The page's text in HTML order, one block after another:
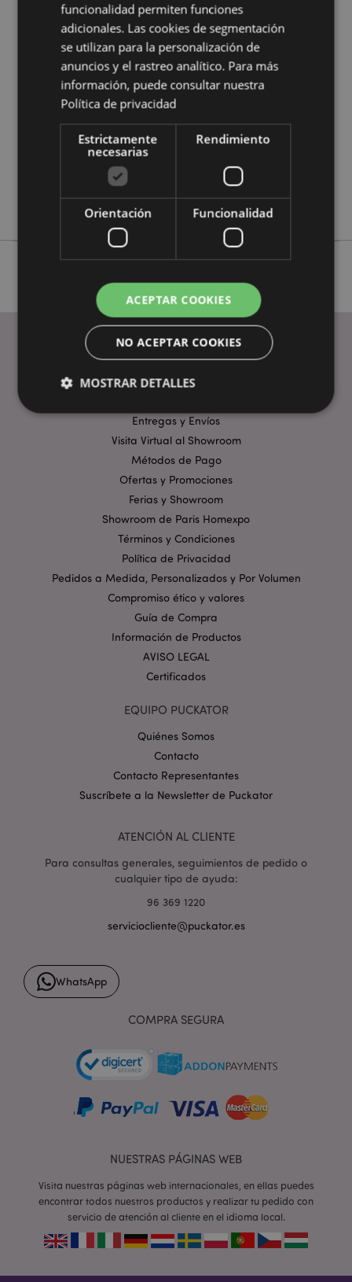
Características del Producto
Información
Altura 6cm Largura 5.5cm Profundidade
0.5cm Limas 4x0.5x0.1cm
5055071513367
480
No
ENLACES ÚTILES
Entregas y Envíos
Visita Virtual al Showroom
Métodos de Pago
Ofertas y Promociones
Ferias y Showroom
Showroom de Paris Homexpo
Términos y Condiciones
Política de Privacidad
Pedidos a Medida, Personalizados y Por Volumen
Compromiso ético y valores
Guía de Compra
Información de Productos
AVISO LEGAL
Certificados
EQUIPO PUCKATOR
Quiénes Somos
Contacto
Contacto Representantes
Suscríbete a la Newsletter de Puckator
ATENCIÓN AL CLIENTE
Para consultas generales, seguimientos de pedido o
cualquier tipo de ayuda:
96 369 1220
serviciocliente@puckator.es
WhatsApp
COMPRA SEGURA
NUESTRAS PÁGINAS WEB
Visita nuestras páginas web internacionales, en ellas puedes
encontrar todos nuestros productos y realizar tu pedido con
servicio de atención al cliente en el idioma local.
funcionalidad permiten funciones
adicionales. Las cookies de segmentación
se utilizan para la personalización de
anuncios y el rastreo analítico. Para más
información, puede consultar nuestra
Política de privacidad
Estrictamente
necesarias
Rendimiento
Orientación Funcionalidad
ACEPTAR COOKIES
NO ACEPTAR COOKIES
MOSTRAR DETALLES
Estrictamente necesarias
Rendimiento
Orientación
Funcionalidad
Las cookies estrictamente necesarias permiten la
funcionalidad básica del sitio web, como el inicio de
sesión del usuario y la gestión de la cuenta. El sitio
web no puede funcionar correctamente sin las
cookies estrictamente necesarias.
Nombre
Dominio
_GRECAPTCHA
mage-cache-storage
mage-cache-storage-section-
invalidation
Adobe Inc.
www.puckator.es
form_key
PHPSESSID
PHP.net
.www.puckator.es